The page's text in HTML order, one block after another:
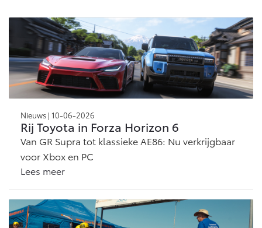
Nieuws | 10-06-2026
Rij Toyota in Forza Horizon 6
Van GR Supra tot klassieke AE86: Nu verkrijgbaar
voor Xbox en PC
Lees meer